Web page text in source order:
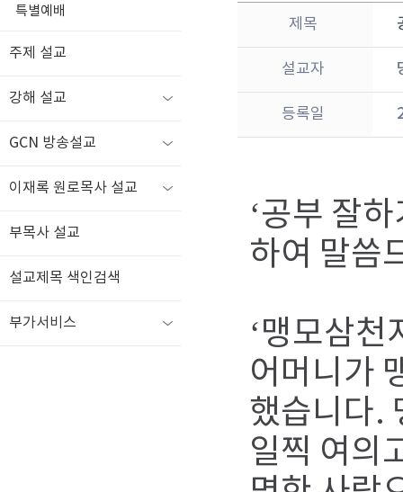
특별예배
주제 설교
강해 설교
GCN 방송설교
이재록 원로목사 설교
부목사 설교
설교제목 색인검색
부가서비스
제목
설교자
등록일
‘공부 잘
하여 말씀
‘맹모삼천
어머니가
했습니다.
일찍 여의